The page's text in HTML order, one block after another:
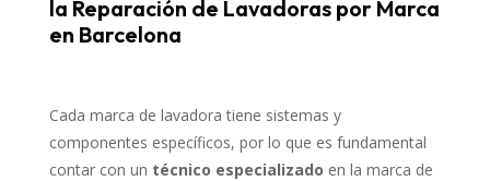
la Reparación de Lavadoras por Marca
en Barcelona
Cada marca de lavadora tiene sistemas y
componentes específicos, por lo que es fundamental
contar con un técnico especializado en la marca de